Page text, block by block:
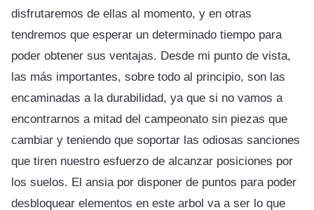
disfrutaremos de ellas al momento, y en otras
tendremos que esperar un determinado tiempo para
poder obtener sus ventajas. Desde mi punto de vista,
las más importantes, sobre todo al principio, son las
encaminadas a la durabilidad, ya que si no vamos a
encontrarnos a mitad del campeonato sin piezas que
cambiar y teniendo que soportar las odiosas sanciones
que tiren nuestro esfuerzo de alcanzar posiciones por
los suelos. El ansia por disponer de puntos para poder
desbloquear elementos en este arbol va a ser lo que